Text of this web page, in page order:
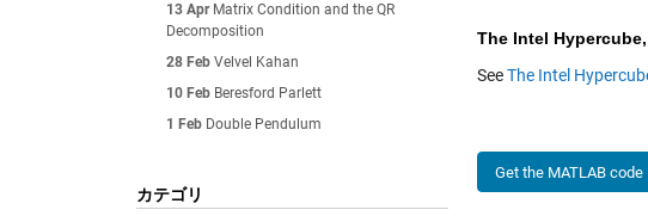
13 Apr Matrix Condition and the QR
Decomposition
28 Feb Velvel Kahan
10 Feb Beresford Parlett
1 Feb Double Pendulum
カテゴリ
The Intel
SeeThe Intel
Get the MATLAB code